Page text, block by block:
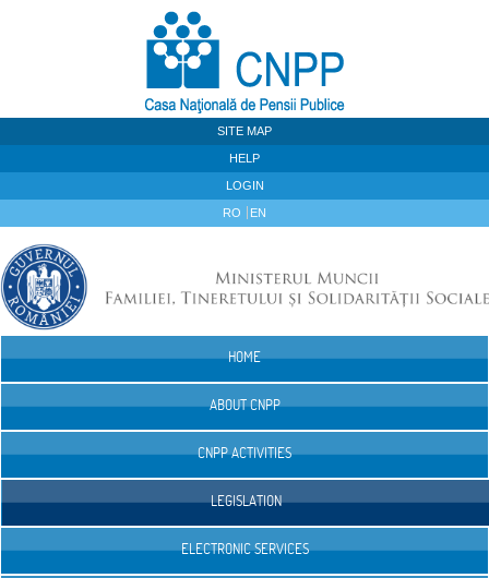
SITE MAP
HELP
LOGIN
RO EN
HOME
ABOUT CNPP
CNPP ACTIVITIES
LEGISLATION
ELECTRONIC SERVICES